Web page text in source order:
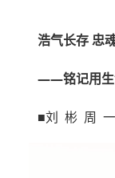
浩气长存 忠
——铭记用生
■刘 彬 周 一